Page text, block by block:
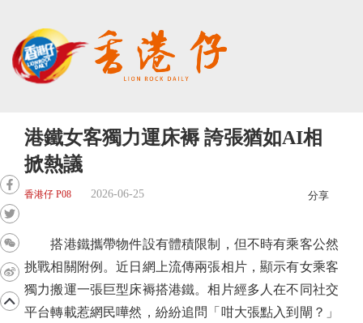
港鐵女客獨力運床褥 誇張猶如AI相
掀熱議
香港仔 P08 2026-06-25 分享
搭港鐵攜帶物件設有體積限制，但不時有乘客公然
挑戰相關附例。近日網上流傳兩張相片，顯示有女乘客
獨力搬運一張巨型床褥搭港鐵。相片經多人在不同社交
平台轉載惹網民嘩然，紛紛追問「咁大張點入到閘？」